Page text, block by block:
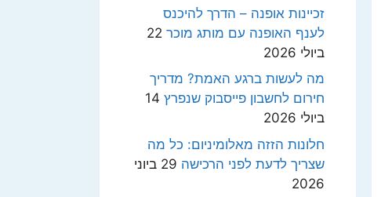
זכיינות אופנה – הדרך להיכנס
לענף האופנה עם מותג מוכר 22
ביולי 2026
מה לעשות ברגע האמת? מדריך
חירום לחשבון פייסבוק שנפרץ 14
ביולי 2026
חלונות הזזה מאלומיניום: כל מה
שצריך לדעת לפני הרכישה
29 ביוני
2026